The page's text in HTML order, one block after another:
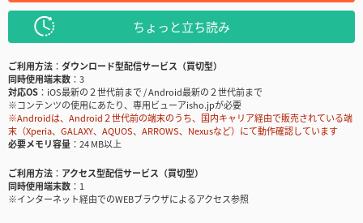
ちょっと立ち読み
ご利用方法
ダウンロード型配信サービス（買切型）
同時使用端末数
3
対応OS
iOS最新の２世代前まで / Android最新の２世代前まで
※コンテンツの使用にあたり、専用ビューアisho.jpが必要
※Androidは、Android２世代前の端末のうち、国内キャリア経由で販売されている端
末（Xperia、GALAXY、AQUOS、ARROWS、Nexusなど）にて動作確認しています
必要メモリ容量
24 MB以上
ご利用方法
アクセス型配信サービス（買切型）
同時使用端末数
1
※インターネット経由でのWEBブラウザによるアクセス参照